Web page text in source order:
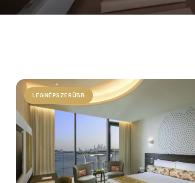
LEGNÉPSZERŰBB